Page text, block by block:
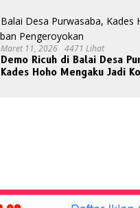
Maret 11, 2026 4471 Lihat
Demo Ricuh di Balai Desa
Kades Hoho Mengaku Jadi